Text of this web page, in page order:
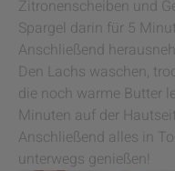
Zitronenscheiben und
Spargel darin für 5
Anschließend
Den Lachs waschen,
die noch warme Butter
Minuten auf der
Anschließend alles in
unterwegs genießen!